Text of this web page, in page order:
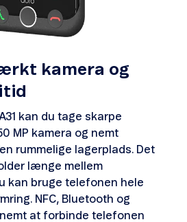
kamera og
kan du tage skarpe
MP kamera og nemt
rummelige lagerplads. Det
længe mellem
kan bruge telefonen hele
NFC, Bluetooth og
at forbinde telefonen